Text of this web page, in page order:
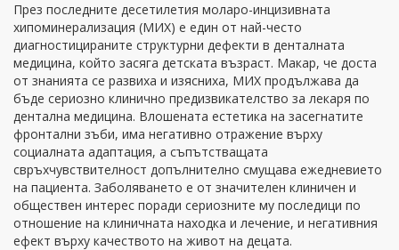
През последните десетилетия моларо-инцизивната
хипоминерализация (МИХ) е един от най-често
диагностицираните структурни дефекти в денталната
медицина, който засяга детската възраст. Макар, че доста
от знанията се развиха и изясниха, МИХ продължава да
бъде сериозно клинично предизвикателство за лекаря по
дентална медицина. Влошената естетика на засегнатите
фронтални зъби, има негативно отражение върху
социалната адаптация, а съпътстващата
свръхчувствителност допълнително смущава ежедневието
на пациента. Заболяването е от значителен клиничен и
обществен интерес поради сериозните му последици по
отношение на клиничната находка и лечение, и негативния
ефект върху качеството на живот на децата.